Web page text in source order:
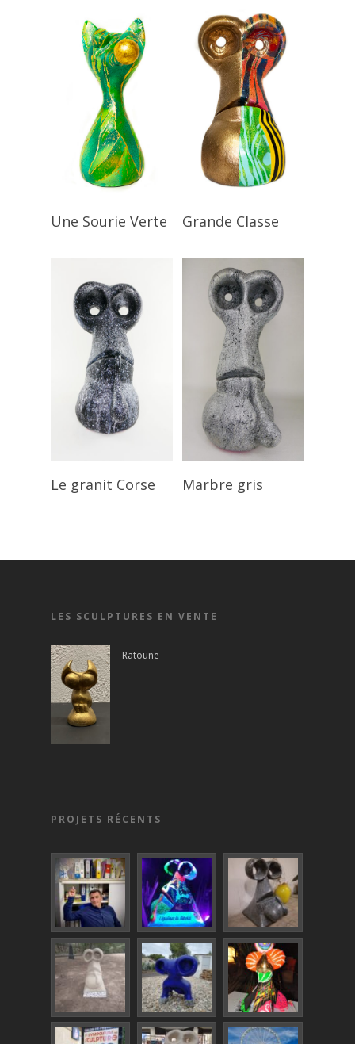
Une Sourie Verte Lire La Suite
Grande Classe
Le granit Corse Lire La Suite
Marbre gris
LES SCULPTURES EN VENTE
Ratoune
PROJETS RÉCENTS